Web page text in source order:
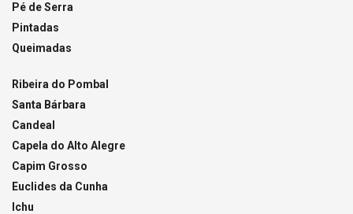
Pé de Serra
Pintadas
Queimadas
Ribeira do Pombal
Santa Bárbara
Candeal
Capela do Alto Alegre
Capim Grosso
Euclides da Cunha
Ichu